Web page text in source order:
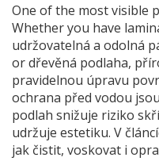
One of the most visible
Whether you have
udržovatelná a odolná
ordřevěná podlaha,
pravidelnou úpravu
ochrana před vodou
podlah snižuje riziko
udržuje estetiku. V
jak čistit, voskovat i